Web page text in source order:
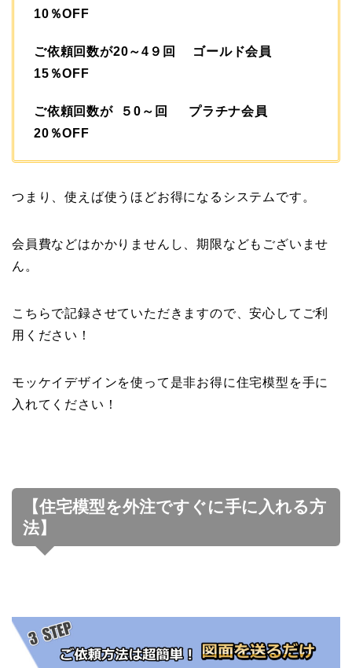
10％OFF
ご依頼回数が20～4９回 ゴールド会員
15％OFF
ご依頼回数が ５0～回 プラチナ会員
20％OFF
つまり、使えば使うほどお得になるシステムです。
会員費などはかかりませんし、期限などもございませ
ん。
こちらで記録させていただきますので、安心してご利
用ください！
モッケイデザインを使って是非お得に住宅模型を手に
入れてください！
【住宅模型を外注ですぐに手に入れる方
法】